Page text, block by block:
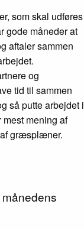
som skal udføres
gode måneder at
aftaler sammen
og
tid til sammen
så putte arbejdet i
mening af
græsplæner.